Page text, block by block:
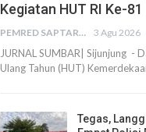
Kegiatan HUT RI Ke-
PEMRED SAPTARIUS 3 Agu 2026
JURNAL SUMBAR| Sijunjung -
Ulang Tahun (HUT)
Tegas,